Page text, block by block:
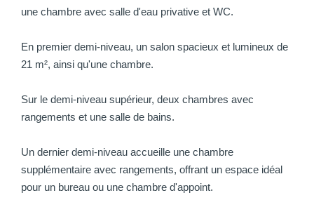
une chambre avec salle d'eau privative et WC.
En premier demi-niveau, un salon spacieux et lumineux de
21 m², ainsi qu'une chambre.
Sur le demi-niveau supérieur, deux chambres avec
rangements et une salle de bains.
Un dernier demi-niveau accueille une chambre
supplémentaire avec rangements, offrant un espace idéal
pour un bureau ou une chambre d'appoint.